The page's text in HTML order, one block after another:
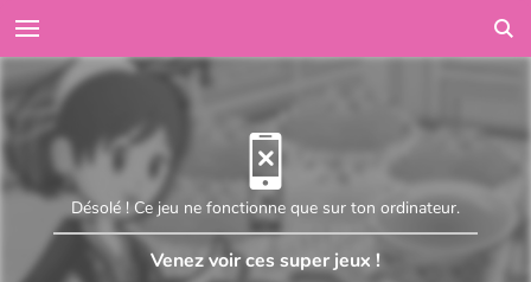
Désolé ! Ce jeu ne fonctionne que sur ton ordinateur.
Venez voir ces super jeux !